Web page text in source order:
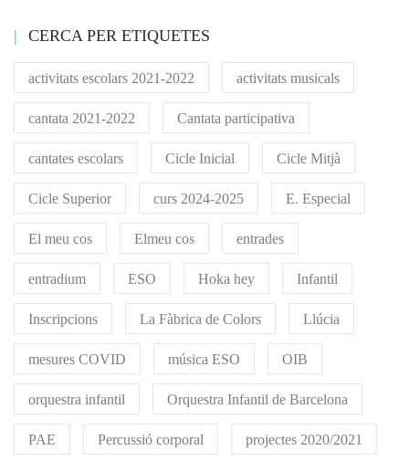
CERCA PER ETIQUETES
activitats escolars 2021-2022 activitats musicals
cantata 2021-2022 Cantata participativa
cantates escolars Cicle Inicial Cicle Mitjà
Cicle Superior curs 2024-2025 E. Especial
El meu cos Elmeu cos entrades
entradium ESO Hoka hey Infantil
Inscripcions La Fàbrica de Colors Llúcia
mesures COVID música ESO OIB
orquestra infantil Orquestra Infantil de Barcelona
PAE Percussió corporal projectes 2020/2021